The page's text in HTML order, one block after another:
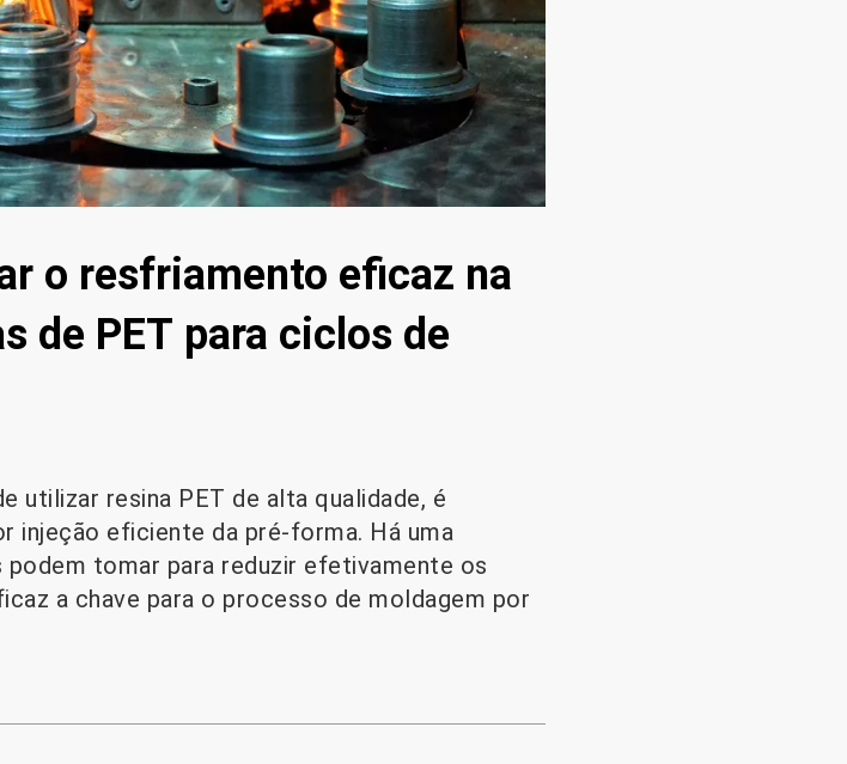
o resfriamento eficaz na
de PET para ciclos de
utilizar resina PET de alta qualidade, é
injeção eficiente da pré-forma. Há uma
tomar para reduzir efetivamente os
a chave para o processo de moldagem por